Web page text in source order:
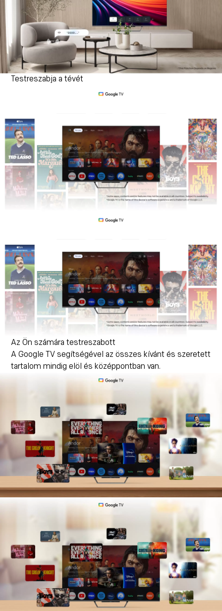
Testreszabja a tévét
Az Ön számára testreszabott
A Google TV segítségével az összes kívánt és szeretett
tartalom mindig elöl és középpontban van.